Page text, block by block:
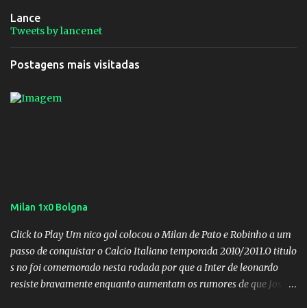
Lance
Tweets by lancenet
Postagens mais visitadas
Milan 1x0 Bolgna
Click to Play Um nico gol colocou o Milan de Pato e Robinho a um
passo de conquistar o Calcio Italiano temporada 2010/2011.O titulo
s no foi comemorado nesta rodada por que a Inter de leonardo
resiste bravamente enquanto aumentam os rumores de que Jos